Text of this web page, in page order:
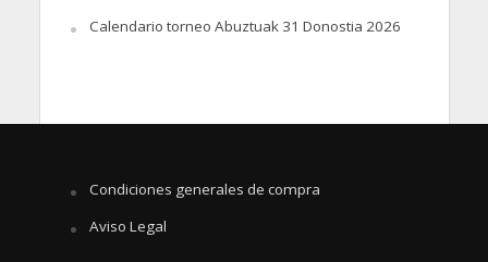
Calendario torneo Abuztuak 31 Donostia 2026
Condiciones generales de compra
Aviso Legal